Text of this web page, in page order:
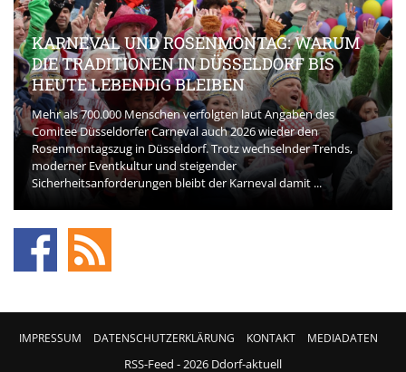
KARNEVAL UND ROSENMONTAG: WARUM
DIE TRADITIONEN IN DÜSSELDORF BIS
HEUTE LEBENDIG BLEIBEN
Mehr als 700.000 Menschen verfolgten laut Angaben des
Comitee Düsseldorfer Carneval auch 2026 wieder den
Rosenmontagszug in Düsseldorf. Trotz wechselnder Trends,
moderner Eventkultur und steigender
Sicherheitsanforderungen bleibt der Karneval damit ...
IMPRESSUM DATENSCHUTZERKLÄRUNG KONTAKT MEDIADATEN
RSS-Feed - 2026 Ddorf-aktuell